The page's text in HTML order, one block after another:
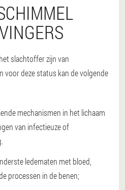
slachtoffer zijn van
voor deze status kan de volgende
mechanismen in het lichaam
van infectieuze of
ledematen met bloed,
processen in de benen;